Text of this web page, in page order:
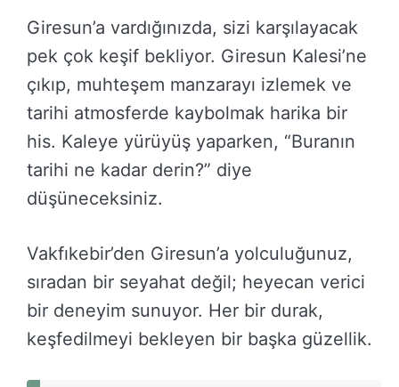
Giresun’a vardığınızda, sizi karşılayacak
pek çok keşif bekliyor. Giresun Kalesi’ne
çıkıp, muhteşem manzarayı izlemek ve
tarihi atmosferde kaybolmak harika bir
his. Kaleye yürüyüş yaparken, “Buranın
tarihi ne kadar derin?” diye
düşüneceksiniz.
Vakfıkebir’den Giresun’a yolculuğunuz,
sıradan bir seyahat değil; heyecan verici
bir deneyim sunuyor. Her bir durak,
keşfedilmeyi bekleyen bir başka güzellik.